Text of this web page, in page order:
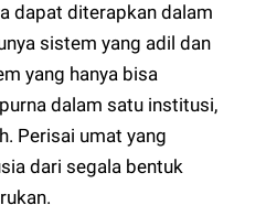
dapat diterapkan dalam
sistem yang adil dan
yang hanya bisa
dalam satu institusi,
Perisai umat yang
dari segala bentuk